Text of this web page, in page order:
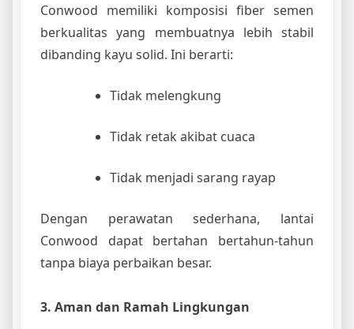
Conwood memiliki komposisi fiber semen
berkualitas yang membuatnya lebih stabil
dibanding kayu solid. Ini berarti:
Tidak melengkung
Tidak retak akibat cuaca
Tidak menjadi sarang rayap
Dengan perawatan sederhana, lantai
Conwood dapat bertahan bertahun-tahun
tanpa biaya perbaikan besar.
3. Aman dan Ramah Lingkungan